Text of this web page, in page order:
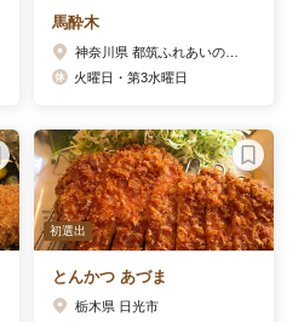
馬酔木
火曜日・第3水曜日
初選出
とんかつ あづま
栃木県 日光市